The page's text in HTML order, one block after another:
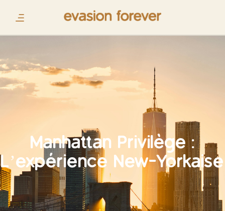
Manhattan Privilège :
L’expérience New-Yorkaise